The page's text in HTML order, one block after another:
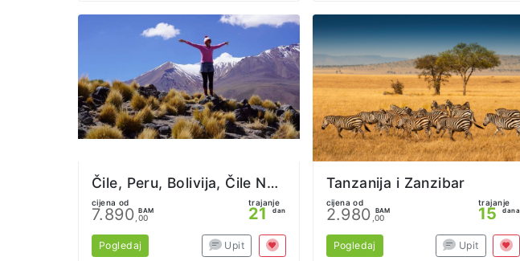
Čile, Peru, Bolivija, Čile Nova Godina iz Beograda
cijena od
7.890 BAM
,00
trajanje
21 dan
Pogledaj Upit
Tanzanija i Zanzibar
cijena od
2.980 BAM
,00
trajanje
15 dana
Pogledaj Upit